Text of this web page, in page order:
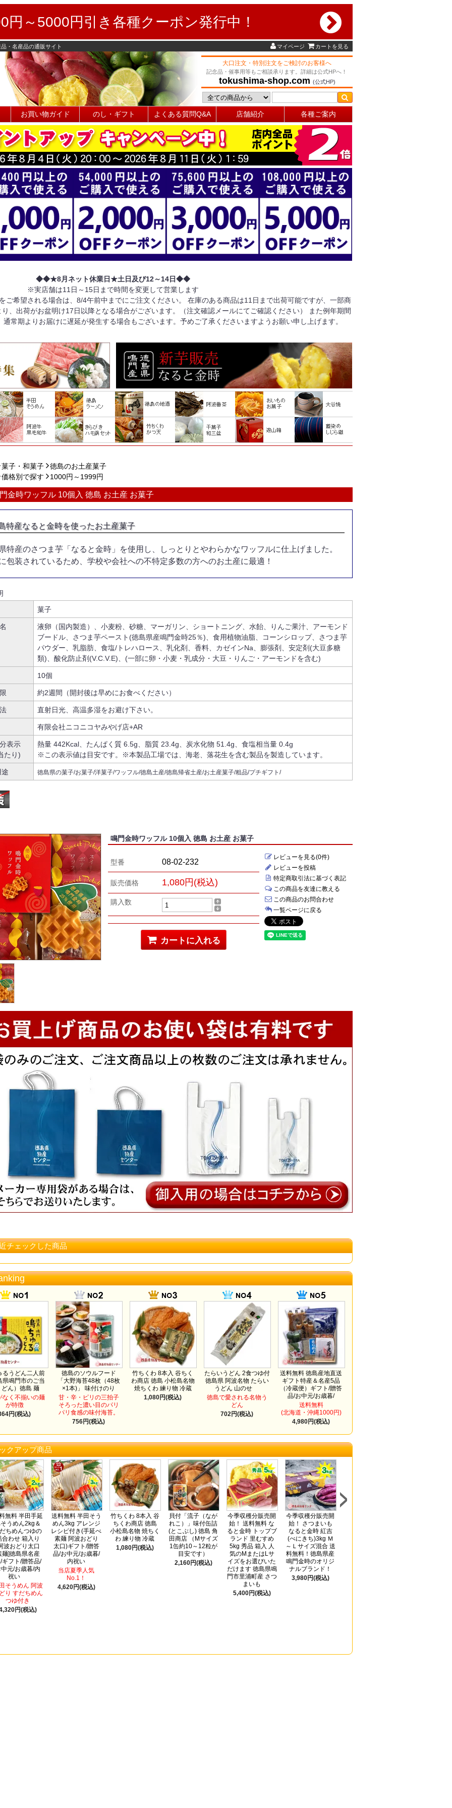
～5000円引き各種クーポン発行中！
・名産品の通販サイト マイページ カートを見る
大口注文・特別注文をご検討のお客様へ
記念品・催事用等もご相談承ります。詳細は公式HPへ！
tokushima-shop.com (公式HP)
お買い物ガイド のし・ギフト よくある質問Q&A 店舗紹介 各種ご案内
◆◆★8月ネット休業日★土日及び12～14日◆◆
※実店舗は11日～15日まで時間を変更して営業します
ご希望される場合は、8/4午前中までにご注文ください。 在庫のある商品は11日まで出荷可能ですが、一部商
、出荷がお盆明け17日以降となる場合がございます。（注文確認メールにてご確認ください） また例年期間
常期よりお届けに遅延が発生する場合もございます。予めご了承くださいますようお願い申し上げます。
菓子・和菓子
徳島のお土産菓子
価格別で探す
1000円～1999円
金時ワッフル 10個入 徳島 お土産 お菓子
特産なると金時を使ったお土産菓子
特産のさつま芋「なると金時」を使用し、しっとりとやわらかなワッフルに仕上げました。
包装されているため、学校や会社への不特定多数の方へのお土産に最適！
菓子
液卵（国内製造）、小麦粉、砂糖、マーガリン、ショートニング、水飴、りんご果汁、アーモンド
ブードル、さつま芋ペースト(徳島県産鳴門金時25％)、食用植物油脂、コーンシロップ、さつま芋
パウダー、乳脂肪、食塩/トレハロース、乳化剤、香料、カゼインNa、膨張剤、安定剤(大豆多糖
類)、酸化防止剤(V.C.V.E)、(一部に卵・小麦・乳成分・大豆・りんご・アーモンドを含む)
10個
約2週間（開封後は早めにお食べください）
直射日光、高温多湿をお避け下さい。
有限会社ニコニコヤみやげ店+AR
表示
たり)
熱量 442Kcal、たんぱく質 6.5g、脂質 23.4g、炭水化物 51.4g、食塩相当量 0.4g
※この表示値は目安です。※本製品工場では、海老、落花生を含む製品を製造しています。
徳島県の菓子/お菓子/洋菓子/ワッフル/徳島土産/徳島帰省土産/お土産菓子/粗品/プチギフト/
鳴門金時ワッフル 10個入 徳島 お土産 お菓子
型番 08-02-232
販売価格 1,080円(税込)
購入数
カートに入れる
レビューを見る(0件)
レビューを投稿
特定商取引法に基づく表記
この商品を友達に教える
この商品のお問合わせ
一覧ページに戻る
チェックした商品
るうどん二人前
県鳴門市のご当
どん）徳島 麺
なく不揃いの麺
が特徴
円(税込)
徳島のソウルフード
「大野海苔48枚（48枚
×1本)」 味付けのり
甘・辛・ピリの三拍子
そろった濃い目のパリ
パリ食感の味付海苔。
756円(税込)
竹ちくわ 8本入 谷ちく
わ商店 徳島 小松島名物
焼ちくわ 練り物 冷蔵
1,080円(税込)
たらいうどん 2食つゆ付
徳島県 阿波名物 たらい
うどん 山のせ
徳島で愛される名物う
どん
702円(税込)
送料無料 徳島産地直送
ギフト特産＆名産5品
（冷蔵便）ギフト/贈答
品/お中元/お歳暮/
送料無料
(北海道・沖縄1000円)
4,980円(税込)
クアップ商品
無料 半田手延
うめん2kg＆
ちめんつゆの
合わせ 箱入り
波おどり太口
麺]徳島県名産
ギフト/贈答品/
元/お歳暮/内
祝い
そうめん 阿波
り すだちめん
つゆ付き
円(税込)
送料無料 半田そう
めん3kg アレンジ
レシピ付き(手延べ
素麺 阿波おどり
太口)ギフト/贈答
品/お中元/お歳暮/
内祝い
当店夏季人気
No.1！
4,620円(税込)
竹ちくわ 8本入 谷
ちくわ商店 徳島
小松島名物 焼ちく
わ 練り物 冷蔵
1,080円(税込)
貝付「流子（なが
れこ）」味付缶詰
(とこぶし) 徳島 角
田商店 （Mサイズ
1缶約10～12粒が
目安です）
2,160円(税込)
今季収穫分販売開
始！ 送料無料 な
ると金時 トップブ
ランド 里むすめ
5kg 秀品 箱入 人
気のMまたはLサ
イズをお選びいた
だけます 徳島県鳴
門市里浦町産 さつ
まいも
5,400円(税込)
今季収穫分販売開
始！ さつまいも
なると金時 紅吉
(べにきち)3kg Ｍ
～Ｌサイズ混合 送
料無料！徳島県産
鳴門金時のオリジ
ナルブランド！
3,980円(税込)